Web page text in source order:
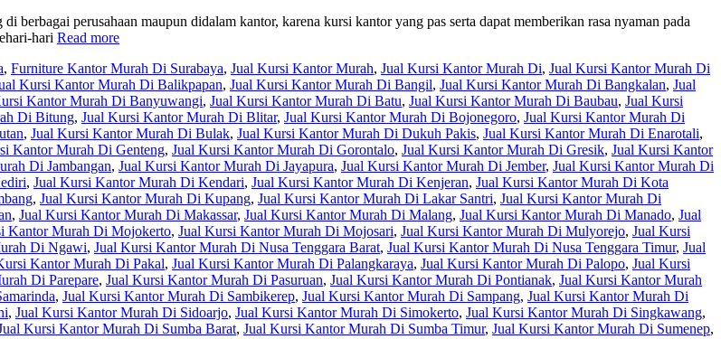
perusahaan maupun didalam kantor, karena kursi kantor yang pas serta dapat memberikan rasa nyaman pada
hari Read more
, Furniture Kantor Murah Di Surabaya, Jual Kursi Kantor Murah, Jual Kursi Kantor Murah Di, Jual Kursi Kantor Murah Di
Kursi Kantor Murah Di Balikpapan, Jual Kursi Kantor Murah Di Bangil, Jual Kursi Kantor Murah Di Bangkalan, Jual
Kantor Murah Di Banyuwangi, Jual Kursi Kantor Murah Di Batu, Jual Kursi Kantor Murah Di Baubau, Jual Kursi
Di Bitung, Jual Kursi Kantor Murah Di Blitar, Jual Kursi Kantor Murah Di Bojonegoro, Jual Kursi Kantor Murah Di
, Jual Kursi Kantor Murah Di Bulak, Jual Kursi Kantor Murah Di Dukuh Pakis, Jual Kursi Kantor Murah Di Enarotali,
Kantor Murah Di Genteng, Jual Kursi Kantor Murah Di Gorontalo, Jual Kursi Kantor Murah Di Gresik, Jual Kursi Kantor
Di Jambangan, Jual Kursi Kantor Murah Di Jayapura, Jual Kursi Kantor Murah Di Jember, Jual Kursi Kantor Murah Di
, Jual Kursi Kantor Murah Di Kendari, Jual Kursi Kantor Murah Di Kenjeran, Jual Kursi Kantor Murah Di Kota
, Jual Kursi Kantor Murah Di Kupang, Jual Kursi Kantor Murah Di Lakar Santri, Jual Kursi Kantor Murah Di
, Jual Kursi Kantor Murah Di Makassar, Jual Kursi Kantor Murah Di Malang, Jual Kursi Kantor Murah Di Manado, Jual
Kantor Murah Di Mojokerto, Jual Kursi Kantor Murah Di Mojosari, Jual Kursi Kantor Murah Di Mulyorejo, Jual Kursi
Di Ngawi, Jual Kursi Kantor Murah Di Nusa Tenggara Barat, Jual Kursi Kantor Murah Di Nusa Tenggara Timur, Jual
Kantor Murah Di Pakal, Jual Kursi Kantor Murah Di Palangkaraya, Jual Kursi Kantor Murah Di Palopo, Jual Kursi
Di Parepare, Jual Kursi Kantor Murah Di Pasuruan, Jual Kursi Kantor Murah Di Pontianak, Jual Kursi Kantor Murah
, Jual Kursi Kantor Murah Di Sambikerep, Jual Kursi Kantor Murah Di Sampang, Jual Kursi Kantor Murah Di
, Jual Kursi Kantor Murah Di Sidoarjo, Jual Kursi Kantor Murah Di Simokerto, Jual Kursi Kantor Murah Di Singkawang,
Kursi Kantor Murah Di Sumba Barat, Jual Kursi Kantor Murah Di Sumba Timur, Jual Kursi Kantor Murah Di Sumenep,